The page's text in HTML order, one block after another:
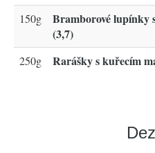
150g
Bramborové lupínky
(3,7)
250g
Rarášky s kuřecím